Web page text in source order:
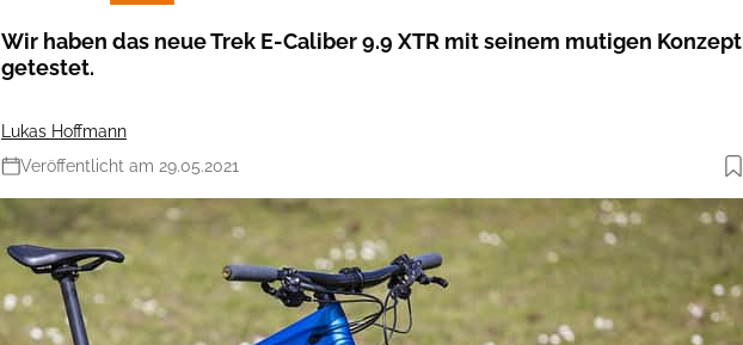
Wir haben das neue Trek E-Caliber 9.9 XTR mit seinem mutigen Konzept
getestet.
Lukas Hoffmann
Veröffentlicht am 29.05.2021